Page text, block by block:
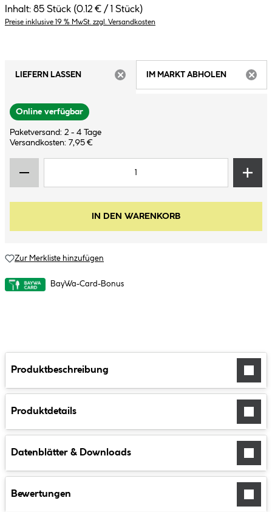
Inhalt: 85 Stück (0.12 € / 1 Stück)
Preise inklusive 19 % MwSt. zzgl. Versandkosten
LIEFERN LASSEN
IM MARKT ABHOLEN
Online verfügbar
Paketversand: 2 - 4 Tage
Versandkosten: 7,95 €
IN DEN WARENKORB
Zur Merkliste hinzufügen
BayWa-Card-Bonus
Produktbeschreibung
Produktdetails
Datenblätter & Downloads
Bewertungen